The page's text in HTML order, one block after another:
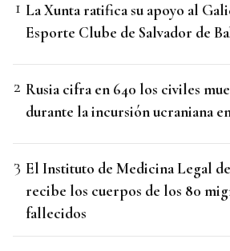
La Xunta ratifica su apoyo al
Esporte Clube de Salvador de
Rusia cifra en 640 los civiles
durante la incursión ucraniana
El Instituto de Medicina Legal
recibe los cuerpos de los 80
fallecidos